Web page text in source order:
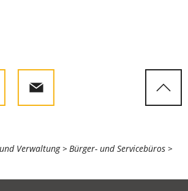
Verwaltung
Bürger- und Servicebüros